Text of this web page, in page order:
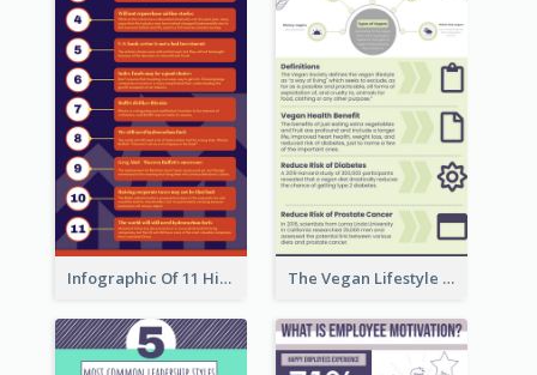
Infographic Of 11 Highlights From Berkshire Hathaway's Shareholder Meeting The Vegan Lifestyle Infographic